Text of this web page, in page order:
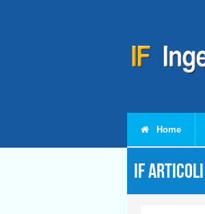
Home
IF Articoli